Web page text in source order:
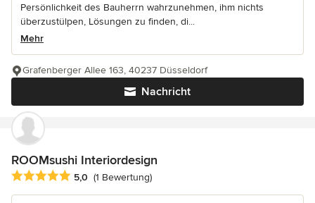
Persönlichkeit des Bauherrn wahrzunehmen, ihm nichts
überzustülpen, Lösungen zu finden, di...
Mehr
Nachricht
Grafenberger Allee 163, 40237 Düsseldorf
ROOMsushi Interiordesign
Durchschnittliche Bewertung: 5 von 5 Sternen
5,0 (1 Bewertung)